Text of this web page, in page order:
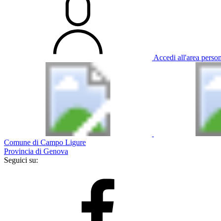
Accedi all'area
Comune di Campo Ligure
Provincia di Genova
Seguici su: